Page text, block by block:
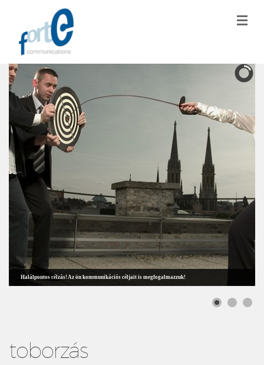
Halálpontos célzás! Az ön kommunikációs céljait is megfogalmazzuk!
toborzás